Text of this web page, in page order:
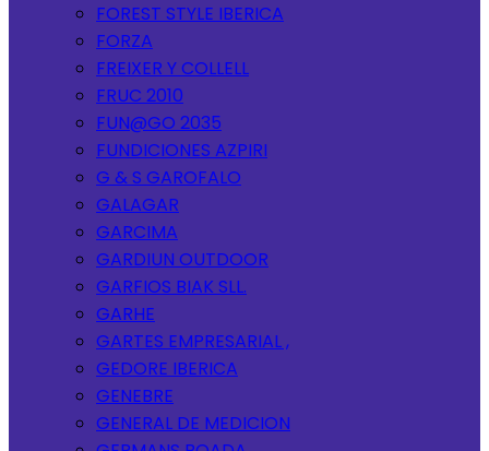
FOREST STYLE IBERICA
FORZA
FREIXER Y COLLELL
FRUC 2010
FUN@GO 2035
FUNDICIONES AZPIRI
G & S GAROFALO
GALAGAR
GARCIMA
GARDIUN OUTDOOR
GARFIOS BIAK SLL.
GARHE
GARTES EMPRESARIAL ,
GEDORE IBERICA
GENEBRE
GENERAL DE MEDICION